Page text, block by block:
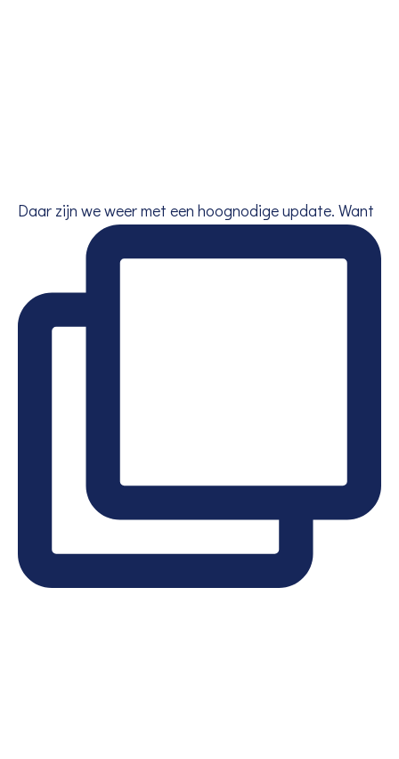
Daar zijn we weer met een hoognodige update. Want